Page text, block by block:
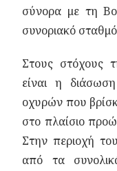
σύνορα με τη
συνοριακό
Στους στόχους
είναι η
οχυρών που
στο πλαίσιο
Στην περιοχή
από τα